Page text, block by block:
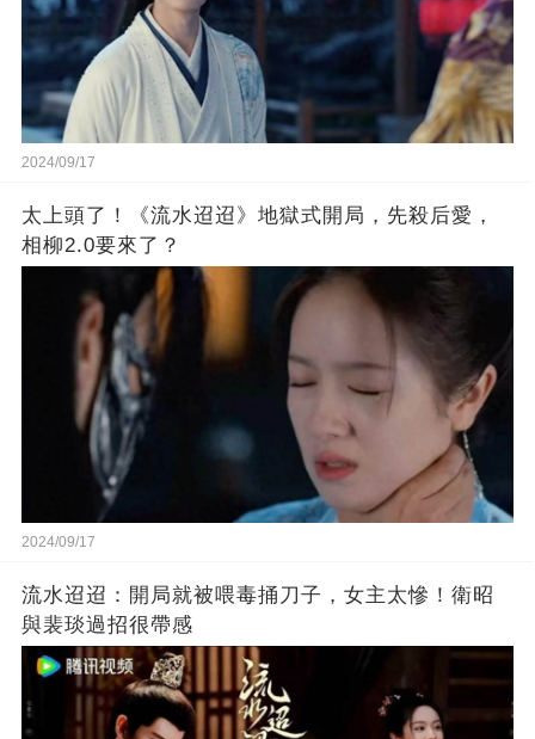
2024/09/17
太上頭了！《流水迢迢》地獄式開局，先殺后愛，
相柳2.0要來了？
2024/09/17
流水迢迢：開局就被喂毒捅刀子，女主太慘！衛昭
與裴琰過招很帶感